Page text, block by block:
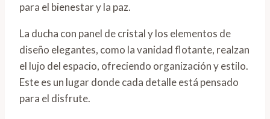
para el bienestar y la paz.
La ducha con panel de cristal y los elementos de
diseño elegantes, como la vanidad flotante, realzan
el lujo del espacio, ofreciendo organización y estilo.
Este es un lugar donde cada detalle está pensado
para el disfrute.